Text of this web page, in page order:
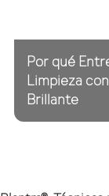
Por qué
Limpieza
Brillante